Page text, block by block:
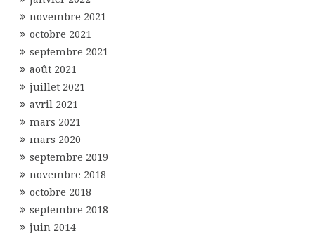
novembre 2021
octobre 2021
septembre 2021
août 2021
juillet 2021
avril 2021
mars 2021
mars 2020
septembre 2019
novembre 2018
octobre 2018
septembre 2018
juin 2014